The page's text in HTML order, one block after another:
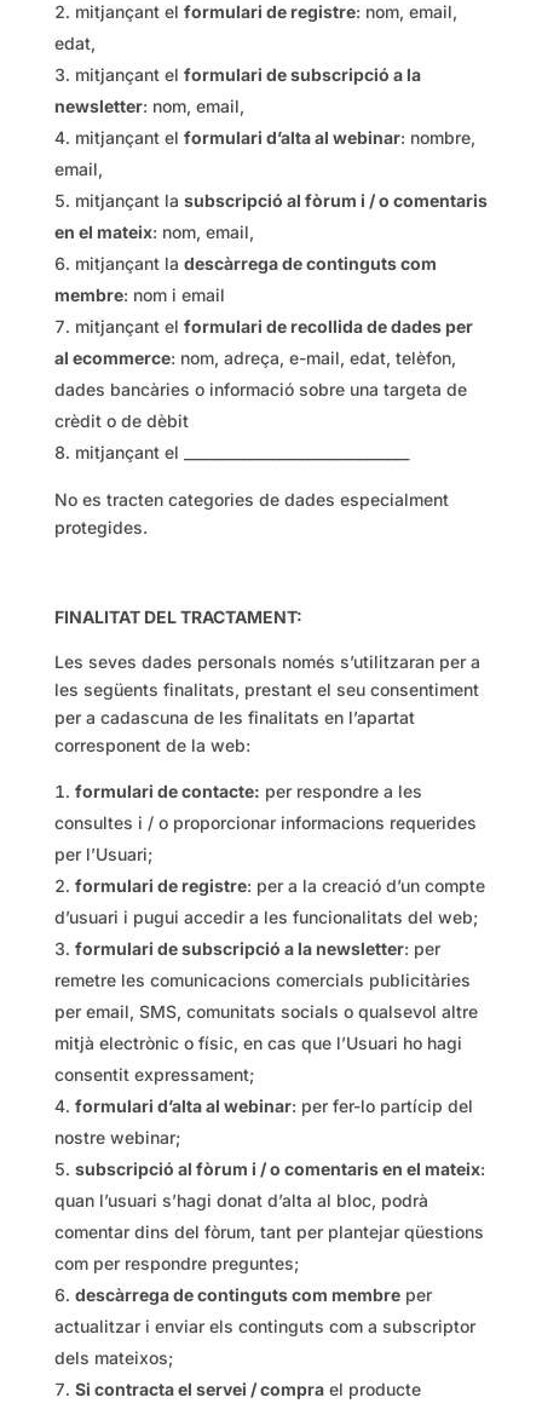
mitjançant el formulari de registre: nom, email,
edat,
mitjançant el formulari de subscripció a la
newsletter: nom, email,
mitjançant el formulari d’alta al webinar: nombre,
email,
mitjançant la subscripció al fòrum i / o comentaris
en el mateix: nom, email,
mitjançant la descàrrega de continguts com
membre: nom i email
mitjançant el formulari de recollida de dades per
al ecommerce: nom, adreça, e-mail, edat, telèfon,
dades bancàries o informació sobre una targeta de
crèdit o de dèbit
mitjançant el _______________________________
No es tracten categories de dades especialment
protegides.
FINALITAT DEL TRACTAMENT:
Les seves dades personals només s’utilitzaran per a
les següents finalitats, prestant el seu consentiment
per a cadascuna de les finalitats en l’apartat
corresponent de la web:
formulari de contacte: per respondre a les
consultes i / o proporcionar informacions requerides
per l’Usuari;
formulari de registre: per a la creació d’un compte
d’usuari i pugui accedir a les funcionalitats del web;
formulari de subscripció a la newsletter: per
remetre les comunicacions comercials publicitàries
per email, SMS, comunitats socials o qualsevol altre
mitjà electrònic o físic, en cas que l’Usuari ho hagi
consentit expressament;
formulari d’alta al webinar: per fer-lo partícip del
nostre webinar;
subscripció al fòrum i / o comentaris en el mateix:
quan l’usuari s’hagi donat d’alta al bloc, podrà
comentar dins del fòrum, tant per plantejar qüestions
com per respondre preguntes;
descàrrega de continguts com membreper
actualitzar i enviar els continguts com a subscriptor
dels mateixos;
Si contracta el servei / comprael producte